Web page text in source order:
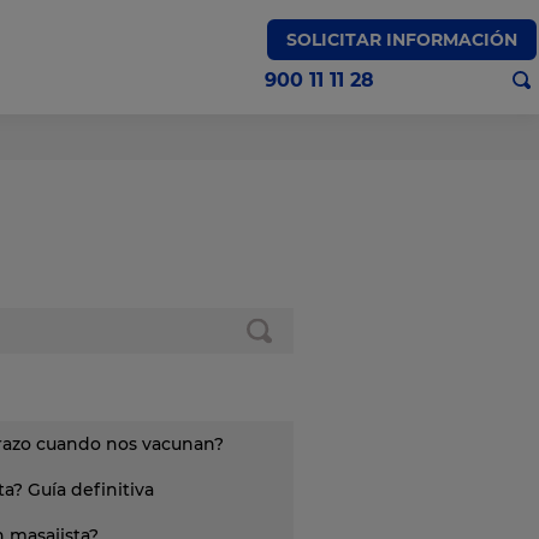
SOLICITAR INFORMACIÓN
900 11 11 28
cuando nos vacunan?
Guía definitiva